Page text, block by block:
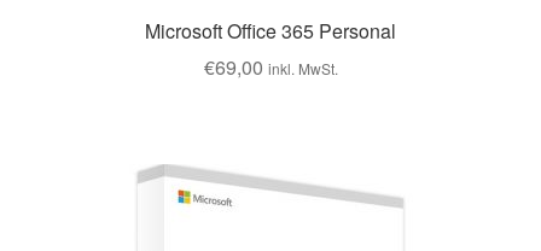
Microsoft Office 365 Personal
€69,00 inkl. MwSt.